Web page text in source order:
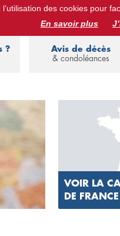
obsèques, assurance
?
Avis de décès
& condoléances
VOIR LA
DE FRANCE
des cookies pour
En savoir plus